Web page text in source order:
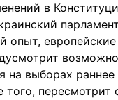
в
опыт, европейские
на выборах
того, пересмотрит